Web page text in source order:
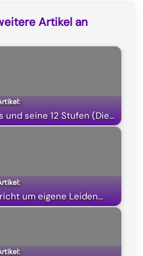
p
p
T
t
e
Artikel an
und seine 12 Stufen (Die…
um eigene Leiden…